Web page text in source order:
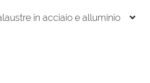
in acciaio e alluminio